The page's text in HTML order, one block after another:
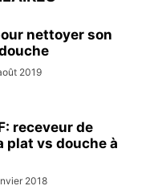
nettoyer son
2019
receveur de
plat vs douche à
2018